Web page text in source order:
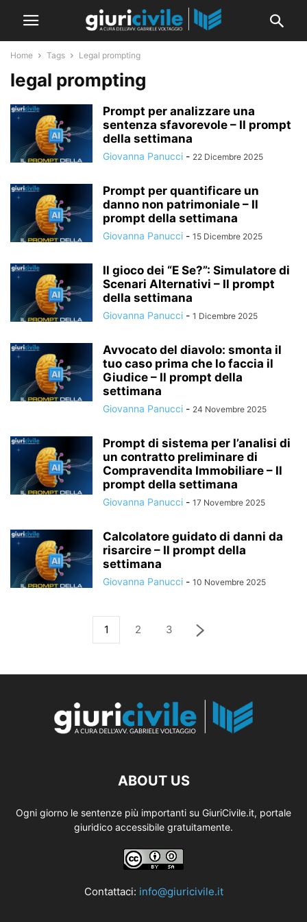
Home Tags Legal prompting
legal prompting
Prompt per analizzare una
sentenza sfavorevole – Il prompt
della settimana
Giovanna Panucci - 22 Dicembre 2025
Prompt per quantificare un
danno non patrimoniale – Il
prompt della settimana
Giovanna Panucci - 15 Dicembre 2025
Il gioco dei “E Se?”: Simulatore di
Scenari Alternativi – Il prompt
della settimana
Giovanna Panucci - 1 Dicembre 2025
Avvocato del diavolo: smonta il
tuo caso prima che lo faccia il
Giudice – Il prompt della
settimana
Giovanna Panucci - 24 Novembre 2025
Prompt di sistema per l’analisi di
un contratto preliminare di
Compravendita Immobiliare – Il
prompt della settimana
Giovanna Panucci - 17 Novembre 2025
Calcolatore guidato di danni da
risarcire – Il prompt della
settimana
Giovanna Panucci - 10 Novembre 2025
1 2 3
ABOUT US
Ogni giorno le sentenze più importanti su GiuriCivile.it, portale
giuridico accessibile gratuitamente.
Contattaci: info@giuricivile.it